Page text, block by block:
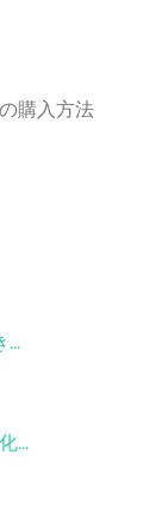
購入方法
...
...